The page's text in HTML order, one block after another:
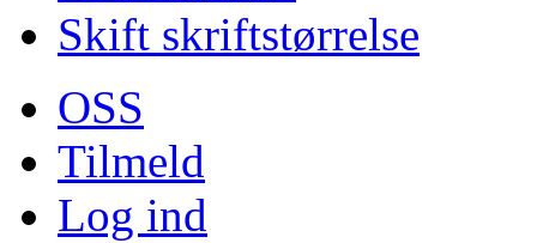
Skift skriftstørrelse
OSS
Tilmeld
Log ind